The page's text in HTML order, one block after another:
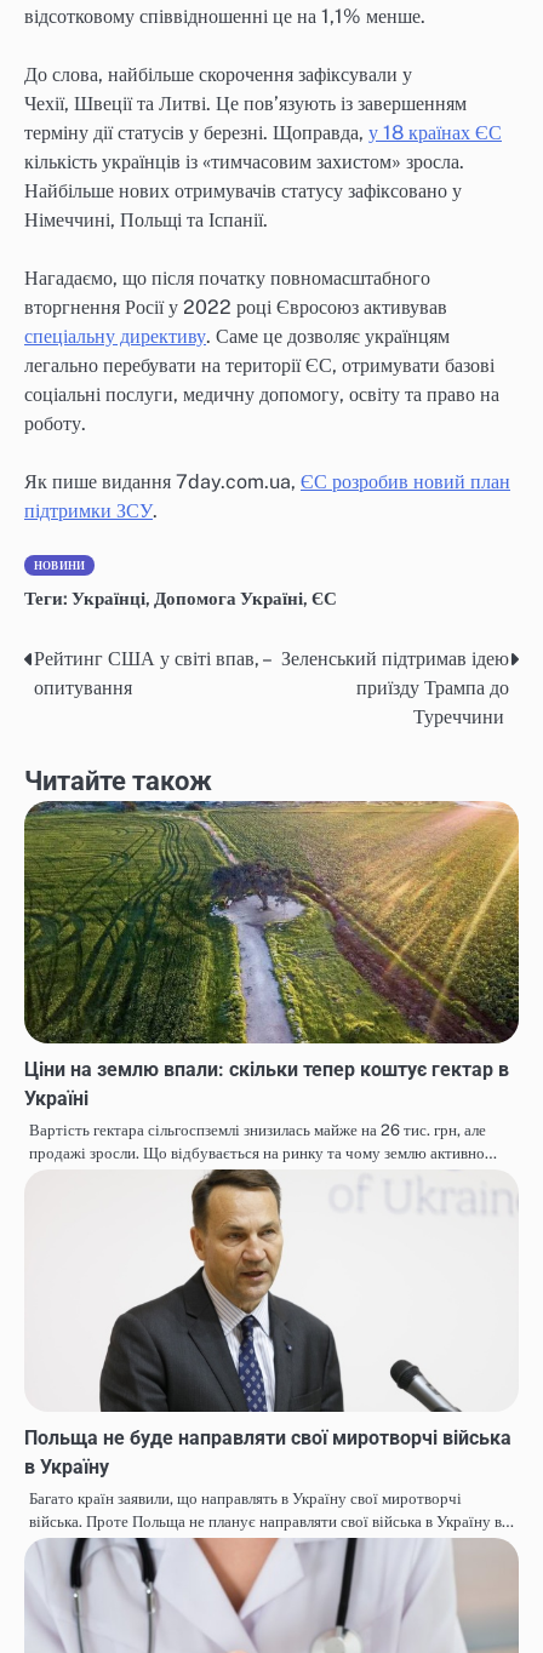
відсотковому співвідношенні це на 1,1% менше.
До слова, найбільше скорочення зафіксували у
Чехії, Швеції та Литві. Це пов’язують із завершенням
терміну дії статусів у березні. Щоправда, у 18 країнах ЄС
кількість українців із «тимчасовим захистом» зросла.
Найбільше нових отримувачів статусу зафіксовано у
Німеччині, Польщі та Іспанії.
Нагадаємо, що після початку повномасштабного
вторгнення Росії у 2022 році Євросоюз активував
спеціальну директиву. Саме це дозволяє українцям
легально перебувати на території ЄС, отримувати базові
соціальні послуги, медичну допомогу, освіту та право на
роботу.
Як пише видання 7day.com.ua, ЄС розробив новий план
підтримки ЗСУ.
НОВИНИ
Теги: Українці, Допомога Україні, ЄС
Навігація
записів
Рейтинг США у світі впав, –
опитування
Зеленський підтримав ідею
приїзду Трампа до
Туреччини
Читайте також
Ціни на землю впали: скільки тепер коштує гектар в
Україні
Вартість гектара сільгоспземлі знизилась майже на 26 тис. грн, але
продажі зросли. Що відбувається на ринку та чому землю активно…
Польща не буде направляти свої миротворчі війська
в Україну
Багато країн заявили, що направлять в Україну свої миротворчі
війська. Проте Польща не планує направляти свої війська в Україну в…